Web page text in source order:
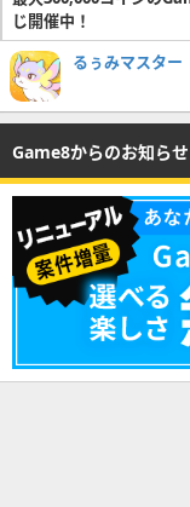
じ開催中！
るぅみマスター
Game8からのお知らせ